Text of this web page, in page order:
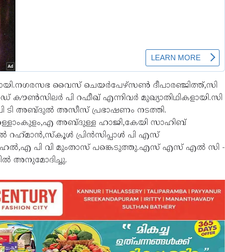
വൈസ് ചെയർപേഴ്സൺ ദീപാരഞ്ജിത്ത്,സി
പി റഫീഖ് എന്നിവർ മുഖ്യാതിഥികളായി.സി
ടി അബ്ദുൽ അസീസ് പ്രഭാഷണം നടത്തി.
അബ്ദുള്ള ഹാജി,കേയി സാഹിബ്‌
റഹ്‌മാൻ,സ്കൂൾ പ്രിൻസിപ്പാൾ പി എസ്
പി വി മുംതാസ് പങ്കെടുത്തു.എസ് എസ് എൽ സി -
അനുമോദിച്ചു.